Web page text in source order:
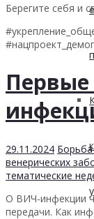
Берегите себя и
29.11.2024
венерических
тематические
О ВИЧ-инфекции
передачи. Как